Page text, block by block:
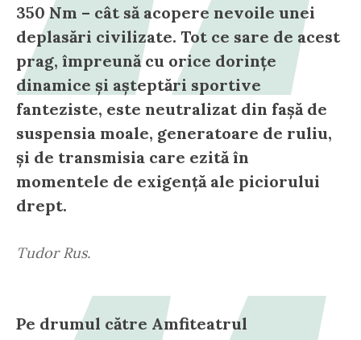
350 Nm – cât să acopere nevoile unei
deplasări civilizate. Tot ce sare de acest
prag, împreună cu orice dorințe
dinamice și așteptări sportive
fanteziste, este neutralizat din fașă de
suspensia moale, generatoare de ruliu,
și de transmisia care ezită în
momentele de exigență ale piciorului
drept.
Tudor Rus.
Pe drumul către Amfiteatrul